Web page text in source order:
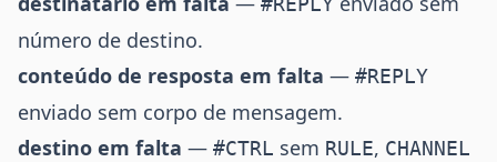
número de destino.
conteúdo de resposta em falta — #REPLY
enviado sem corpo de mensagem.
destino em falta — #CTRL sem RULE, CHANNEL